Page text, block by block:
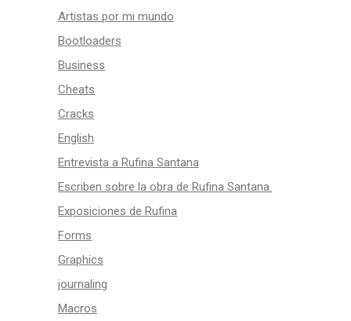
Artistas por mi mundo
Bootloaders
Business
Cheats
Cracks
English
Entrevista a Rufina Santana
Escriben sobre la obra de Rufina Santana.
Exposiciones de Rufina
Forms
Graphics
journaling
Macros